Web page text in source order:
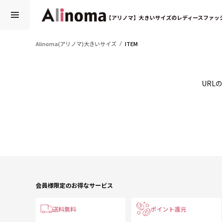
【アリノマ】大きいサイズのレディースファッ
Alinoma(アリノマ)大きいサイズ ITEM
URL
会員様限定のお得なサービス
送料無料 ポイント還元